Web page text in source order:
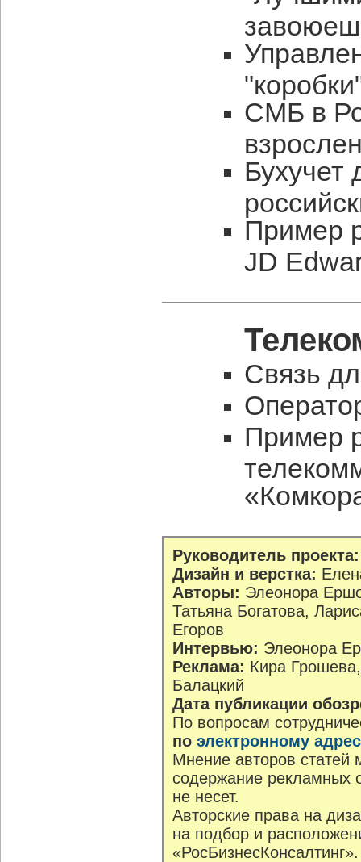
СМБ в
Бухучет
Пример
JD
Связь
Пример
Руководитель проекта:
Дизайн и верстка:
Авторы: Элеонора
Татьяна Богатова,
Егоров
Интервью: Элеонора
Реклама: Кира
Балацкий
Дата публикации
По вопросам
по электронному
Мнение авторов статей
содержание рекламных
не несет.
Авторские права на
на подбор и